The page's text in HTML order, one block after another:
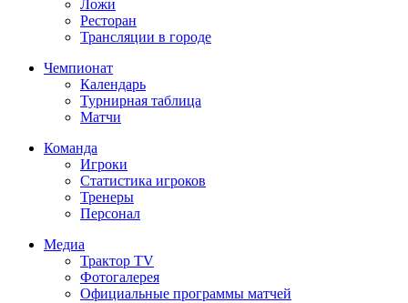
Ложи
Ресторан
Трансляции в городе
Чемпионат
Календарь
Турнирная таблица
Матчи
Команда
Игроки
Статистика игроков
Тренеры
Персонал
Медиа
Трактор TV
Фотогалерея
Официальные программы матчей